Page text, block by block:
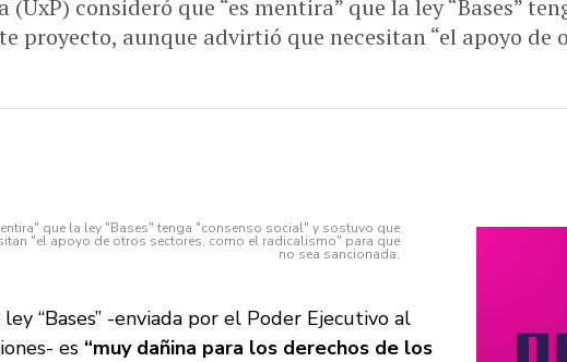
consideró que “es mentira” que la ley “Bases”
proyecto, aunque advirtió que necesitan “el apoyo de
que la ley "Bases" tenga "consenso social" y sostuvo que
"el apoyo de otros sectores, como el radicalismo" para que
no sea sancionada.
“Bases” -enviada por el Poder Ejecutivo al
es “muy dañina para los derechos de los